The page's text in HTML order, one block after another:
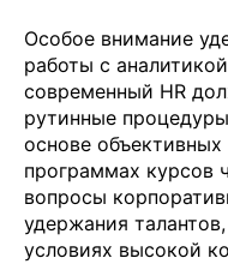
Особое внимание
работы с
современный HR
рутинные
основе
программах курсов
вопросы
удержания
условиях высокой